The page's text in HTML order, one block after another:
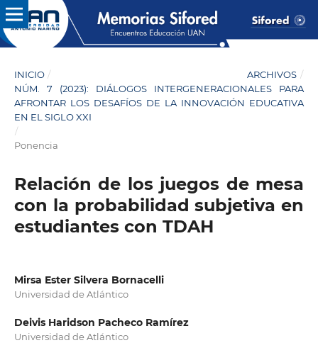
INICIO / ARCHIVOS /
NÚM. 7 (2023): DIÁLOGOS INTERGENERACIONALES PARA
AFRONTAR LOS DESAFÍOS DE LA INNOVACIÓN EDUCATIVA
EN EL SIGLO XXI
/
Ponencia
Relación de los juegos de mesa
con la probabilidad subjetiva en
estudiantes con TDAH
Mirsa Ester Silvera Bornacelli
Universidad de Atlántico
Deivis Haridson Pacheco Ramírez
Universidad de Atlántico